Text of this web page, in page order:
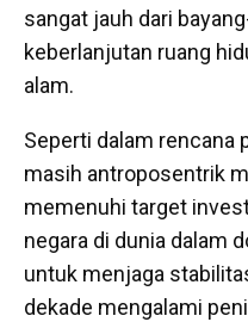
sangat jauh dari
keberlanjutan ruang
alam.
Seperti dalam rencana
masih antroposentrik
memenuhi target
negara di dunia dalam
untuk menjaga
dekade mengalami